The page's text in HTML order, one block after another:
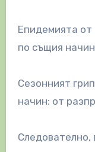
Епидемията от
по същия
Сезонният
начин: от
Следователно,